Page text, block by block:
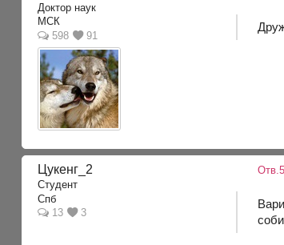
Доктор наук
МСК
598
91
Цукенг_2
Студент
Спб
13
3
Отв.5